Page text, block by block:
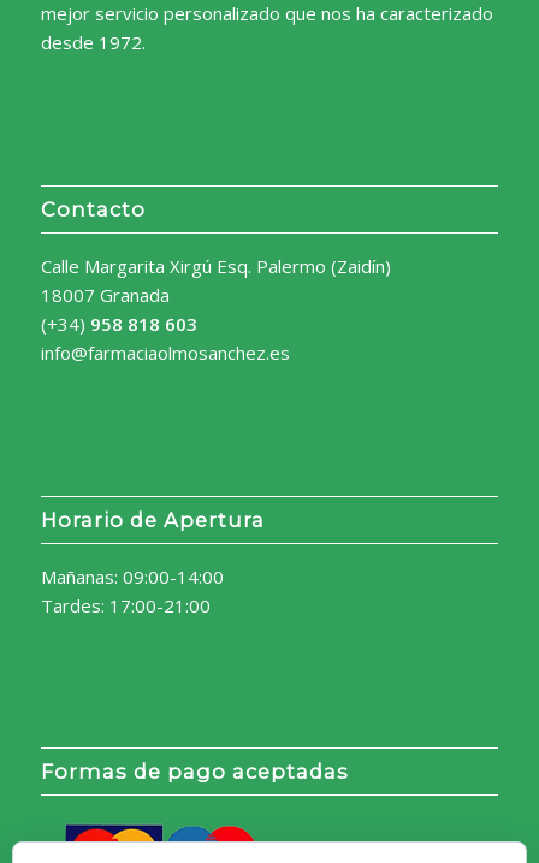
mejor servicio personalizado que nos ha caracterizado
desde 1972.
Contacto
Calle Margarita Xirgú Esq. Palermo (Zaidín)
18007 Granada
(+34) 958 818 603
info@farmaciaolmosanchez.es
Horario de Apertura
Mañanas: 09:00-14:00
Tardes: 17:00-21:00
Formas de pago aceptadas